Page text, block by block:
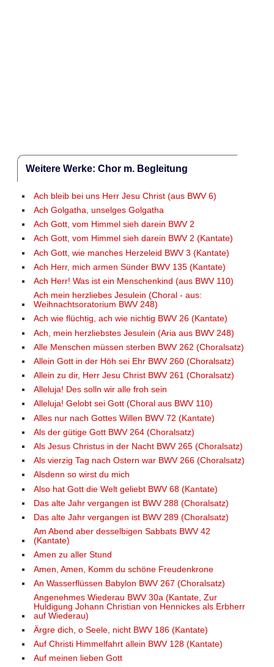
Weitere Werke: Chor m. Begleitung
Ach bleib bei uns Herr Jesu Christ (aus BWV 6)
Ach Golgatha, unselges Golgatha
Ach Gott, vom Himmel sieh darein BWV 2
Ach Gott, vom Himmel sieh darein BWV 2 (Kantate)
Ach Gott, wie manches Herzeleid BWV 3 (Kantate)
Ach Herr, mich armen Sünder BWV 135 (Kantate)
Ach Herr! Was ist ein Menschenkind (aus BWV 110)
Ach mein herzliebes Jesulein (Choral - aus:
Weihnachtsoratorium BWV 248)
Ach wie flüchtig, ach wie nichtig BWV 26 (Kantate)
Ach, mein herzliebstes Jesulein (Aria aus BWV 248)
Alle Menschen müssen sterben BWV 262 (Choralsatz)
Allein Gott in der Höh sei Ehr BWV 260 (Choralsatz)
Allein zu dir, Herr Jesu Christ BWV 261 (Choralsatz)
Alleluja! Des solln wir alle froh sein
Alleluja! Gelobt sei Gott (Choral aus BWV 110)
Alles nur nach Gottes Willen BWV 72 (Kantate)
Als der gütige Gott BWV 264 (Choralsatz)
Als Jesus Christus in der Nacht BWV 265 (Choralsatz)
Als vierzig Tag nach Ostern war BWV 266 (Choralsatz)
Alsdenn so wirst du mich
Also hat Gott die Welt geliebt BWV 68 (Kantate)
Das alte Jahr vergangen ist BWV 288 (Choralsatz)
Das alte Jahr vergangen ist BWV 289 (Choralsatz)
Am Abend aber desselbigen Sabbats BWV 42
(Kantate)
Amen zu aller Stund
Amen, Amen, Komm du schöne Freudenkrone
An Wasserflüssen Babylon BWV 267 (Choralsatz)
Angenehmes Wiederau BWV 30a (Kantate, Zur
Huldigung Johann Christian von Hennickes als Erbherr
auf Wiederau)
Ärgre dich, o Seele, nicht BWV 186 (Kantate)
Auf Christi Himmelfahrt allein BWV 128 (Kantate)
Auf meinen lieben Gott